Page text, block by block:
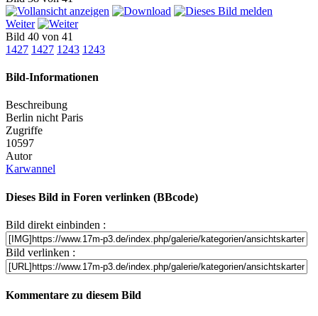
Weiter
Bild 40 von 41
1427 1427 1243 1243
Bild-Informationen
Beschreibung
Berlin nicht Paris
Zugriffe
10597
Autor
Karwannel
Dieses Bild in Foren verlinken (BBcode)
Bild direkt einbinden :
Bild verlinken :
Kommentare zu diesem Bild